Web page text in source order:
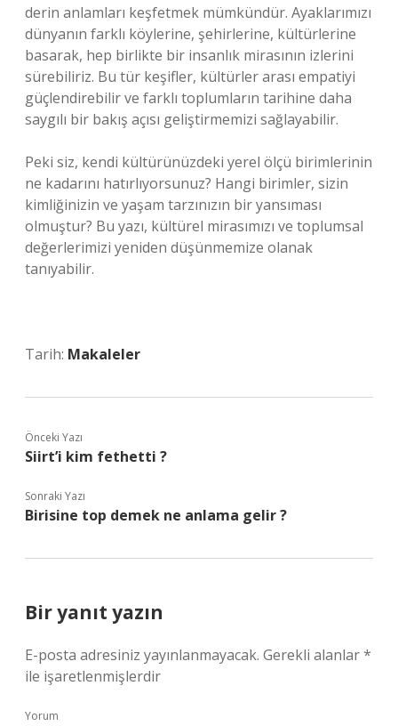
derin anlamları keşfetmek mümkündür. Ayaklarımızı
dünyanın farklı köylerine, şehirlerine, kültürlerine
basarak, hep birlikte bir insanlık mirasının izlerini
sürebiliriz. Bu tür keşifler, kültürler arası empatiyi
güçlendirebilir ve farklı toplumların tarihine daha
saygılı bir bakış açısı geliştirmemizi sağlayabilir.
Peki siz, kendi kültürünüzdeki yerel ölçü birimlerinin
ne kadarını hatırlıyorsunuz? Hangi birimler, sizin
kimliğinizin ve yaşam tarzınızın bir yansıması
olmuştur? Bu yazı, kültürel mirasımızı ve toplumsal
değerlerimizi yeniden düşünmemize olanak
tanıyabilir.
Tarih: Makaleler
Önceki Yazı
Siirt’i kim fethetti ?
Sonraki Yazı
Birisine top demek ne anlama gelir ?
Bir yanıt yazın
E-posta adresiniz yayınlanmayacak. Gerekli alanlar*
ile işaretlenmişlerdir
Yorum